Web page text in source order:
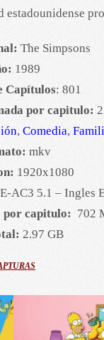
The Simpsons
1989
Capítulos: 801
por capitulo:
, Comedia,
mkv
1920x1080
AC3 5.1 – Ingles
por capitulo: 702
2.97 GB